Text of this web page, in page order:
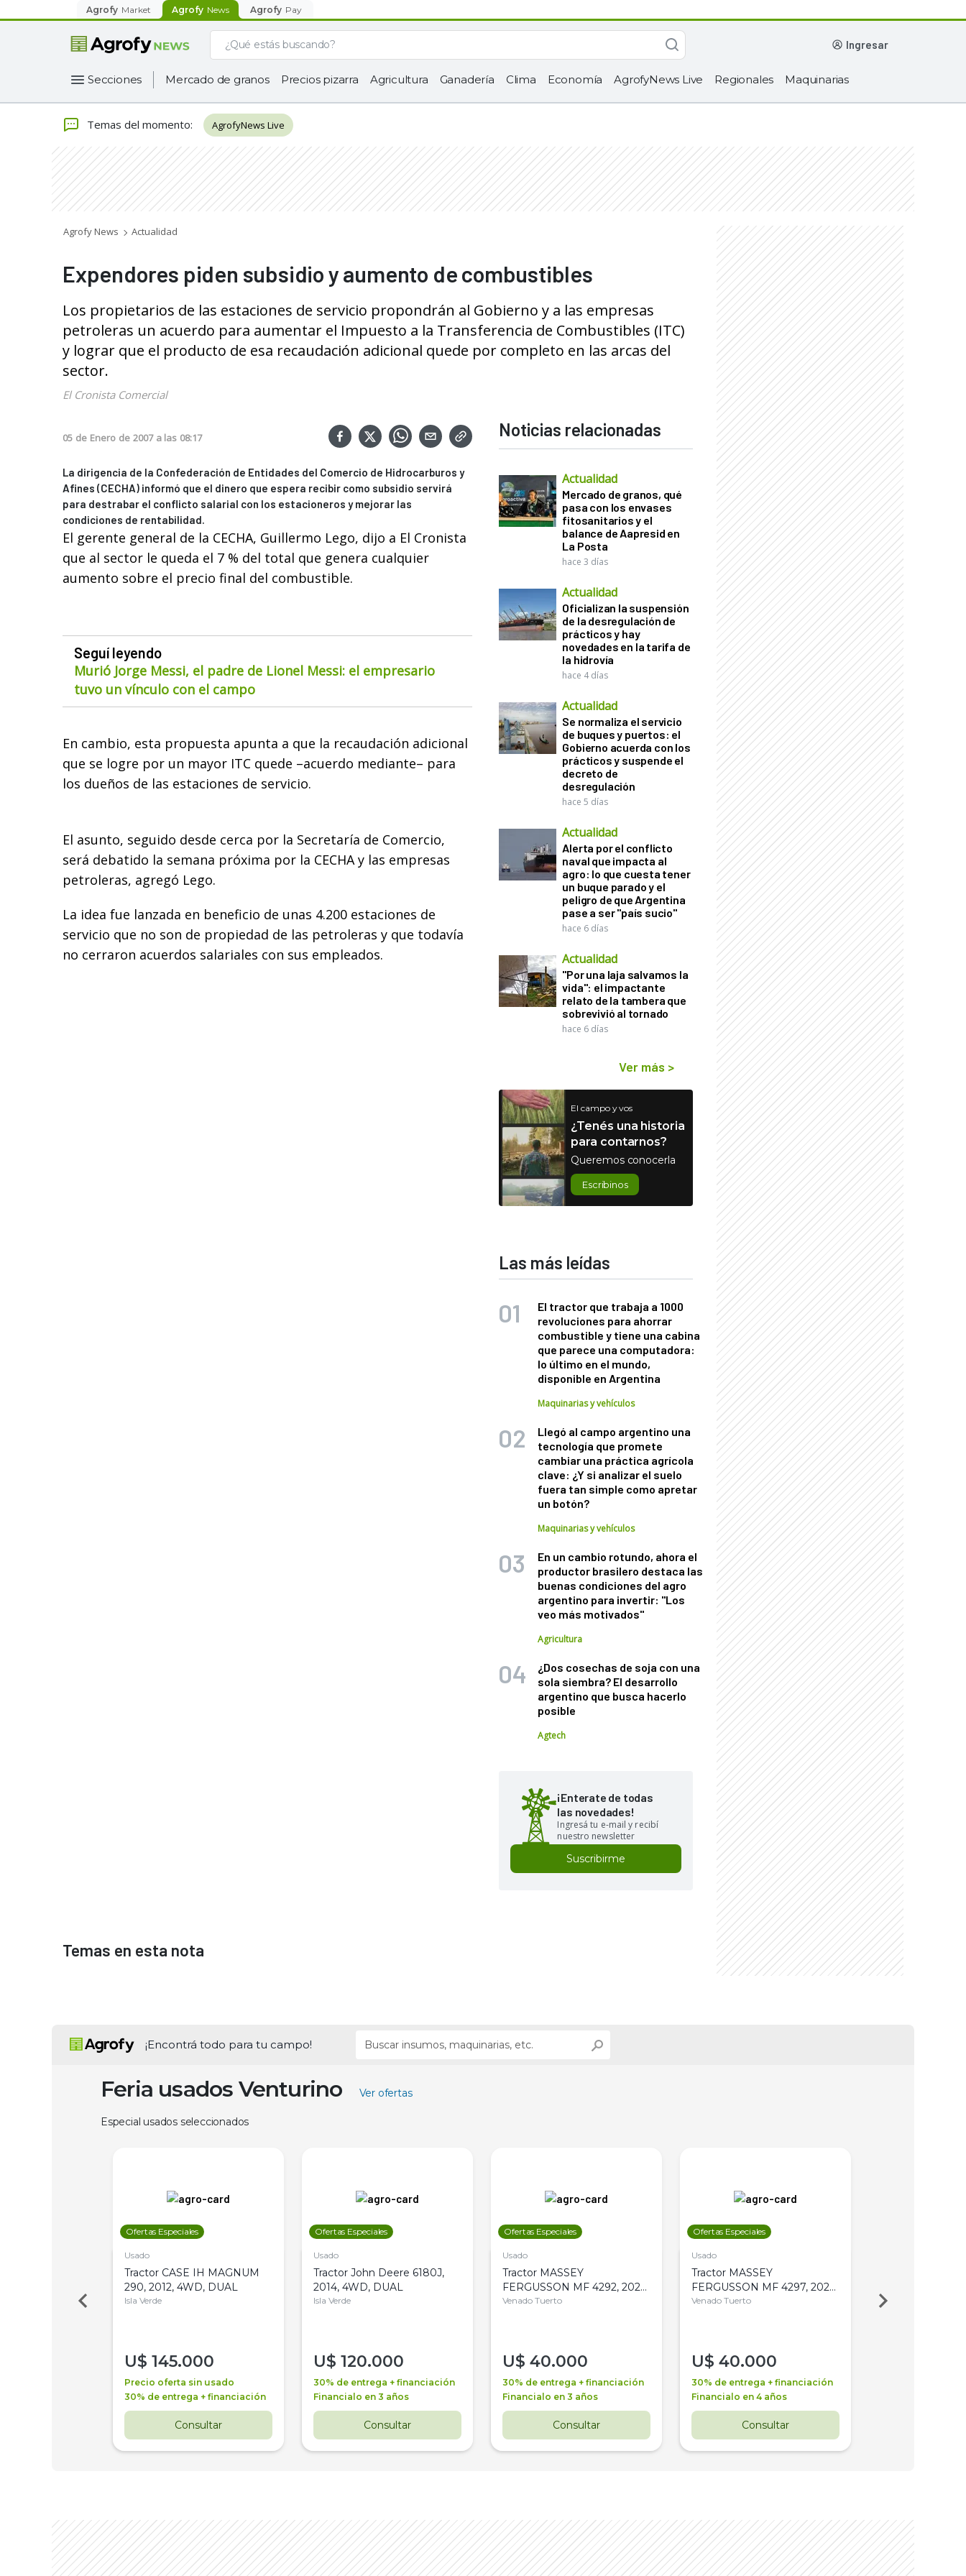
Agrofy Market Agrofy News Agrofy Pay
ingresar
Secciones Mercado de granos Precios pizarra Agricultura Ganadería Clima Economía AgrofyNews Live Regionales Maquinarias
Temas del momento: AgrofyNews Live
Agrofy News Actualidad
Expendores piden subsidio y aumento de combustibles
Los propietarios de las estaciones de servicio propondrán al Gobierno y a las empresas
petroleras un acuerdo para aumentar el Impuesto a la Transferencia de Combustibles (ITC)
y lograr que el producto de esa recaudación adicional quede por completo en las arcas del
sector.
El Cronista Comercial
05 de Enero de 2007 a las 08:17
La dirigencia de la Confederación de Entidades del Comercio de Hidrocarburos y
Afines (CECHA) informó que el dinero que espera recibir como subsidio servirá
para destrabar el conflicto salarial con los estacioneros y mejorar las
condiciones de rentabilidad.
El gerente general de la CECHA, Guillermo Lego, dijo a El Cronista
que al sector le queda el 7 % del total que genera cualquier
aumento sobre el precio final del combustible.
Seguí leyendo
Murió Jorge Messi, el padre de Lionel Messi: el empresario
tuvo un vínculo con el campo
En cambio, esta propuesta apunta a que la recaudación adicional
que se logre por un mayor ITC quede –acuerdo mediante– para
los dueños de las estaciones de servicio.
El asunto, seguido desde cerca por la Secretaría de Comercio,
será debatido la semana próxima por la CECHA y las empresas
petroleras, agregó Lego.
La idea fue lanzada en beneficio de unas 4.200 estaciones de
servicio que no son de propiedad de las petroleras y que todavía
no cerraron acuerdos salariales con sus empleados.
Noticias relacionadas
Actualidad
Mercado de granos, qué
pasa con los envases
fitosanitarios y el
balance de Aapresid en
La Posta
hace 3 días
Actualidad
Oficializan la suspensión
de la desregulación de
prácticos y hay
novedades en la tarifa de
la hidrovía
hace 4 días
Actualidad
Se normaliza el servicio
de buques y puertos: el
Gobierno acuerda con los
prácticos y suspende el
decreto de
desregulación
hace 5 días
Actualidad
Alerta por el conflicto
naval que impacta al
agro: lo que cuesta tener
un buque parado y el
peligro de que Argentina
pase a ser "país sucio"
hace 6 días
Actualidad
"Por una laja salvamos la
vida": el impactante
relato de la tambera que
sobrevivió al tornado
hace 6 días
Ver más >
El campo y vos
¿Tenés una historia
para contarnos?
Queremos conocerla
Escribinos
Las más leídas
El tractor que trabaja a 1000
revoluciones para ahorrar
combustible y tiene una cabina
que parece una computadora:
lo último en el mundo,
disponible en Argentina
Maquinarias y vehículos
Llegó al campo argentino una
tecnología que promete
cambiar una práctica agrícola
clave: ¿Y si analizar el suelo
fuera tan simple como apretar
un botón?
Maquinarias y vehículos
En un cambio rotundo, ahora el
productor brasilero destaca las
buenas condiciones del agro
argentino para invertir: "Los
veo más motivados"
Agricultura
¿Dos cosechas de soja con una
sola siembra? El desarrollo
argentino que busca hacerlo
posible
Agtech
¡Enterate de todas
las novedades!
Ingresá tu e-mail y recibí
nuestro newsletter
Suscribirme
Temas en esta nota
¡Encontrá todo para tu campo!
Feria usados Venturino Ver ofertas
Especial usados seleccionados
Ofertas Especiales
Usado
Tractor CASE IH MAGNUM
290, 2012, 4WD, DUAL
Isla Verde
U$ 145.000
Precio oferta sin usado
30% de entrega + financiación
Consultar
Ofertas Especiales
Usado
Tractor John Deere 6180J,
2014, 4WD, DUAL
Isla Verde
U$ 120.000
30% de entrega + financiación
Financialo en 3 años
Consultar
Ofertas Especiales
Usado
Tractor MASSEY
FERGUSSON MF 4292, 2020,
4WD, PATON
Venado Tuerto
U$ 40.000
30% de entrega + financiación
Financialo en 3 años
Consultar
Ofertas Especiales
Usado
Tractor MASSEY
FERGUSSON MF 4297, 2020,
4WD, PATON
Venado Tuerto
U$ 40.000
30% de entrega + financiación
Financialo en 4 años
Consultar
Venado Tuerto